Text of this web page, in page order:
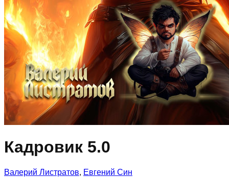
Кадровик 5.0
Валерий Листратов, Евгений Син